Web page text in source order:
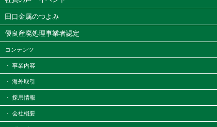
田口金属のつよみ
優良産廃処理事業者認定
コンテンツ
・ 事業内容
・ 海外取引
・ 採用情報
・ 会社概要